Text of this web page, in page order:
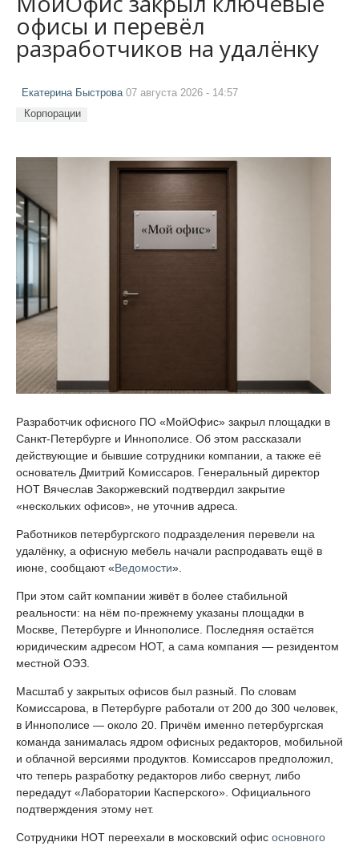
офисы и перевёл
разработчиков на удалёнку
Екатерина Быстрова07 августа 2026 - 14:57
Корпорации
Разработчик офисного ПО «МойОфис» закрыл площадки в
Санкт-Петербурге и Иннополисе. Об этом рассказали
действующие и бывшие сотрудники компании, а также её
основатель Дмитрий Комиссаров. Генеральный директор
НОТ Вячеслав Закоржевский подтвердил закрытие
«нескольких офисов», не уточнив адреса.
Работников петербургского подразделения перевели на
удалёнку, а офисную мебель начали распродавать ещё в
июне, сообщают «Ведомости».
При этом сайт компании живёт в более стабильной
реальности: на нём по-прежнему указаны площадки в
Москве, Петербурге и Иннополисе. Последняя остаётся
юридическим адресом НОТ, а сама компания — резидентом
местной ОЭЗ.
Масштаб у закрытых офисов был разный. По словам
Комиссарова, в Петербурге работали от 200 до 300 человек,
в Иннополисе — около 20. Причём именно петербургская
команда занималась ядром офисных редакторов, мобильной
и облачной версиями продуктов. Комиссаров предположил,
что теперь разработку редакторов либо свернут, либо
передадут «Лаборатории Касперского». Официального
подтверждения этому нет.
Сотрудники НОТ переехали в московский офис основного